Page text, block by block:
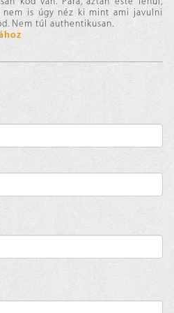
nem is úgy néz ki mint ami javulni
Nem túl authentikusan.